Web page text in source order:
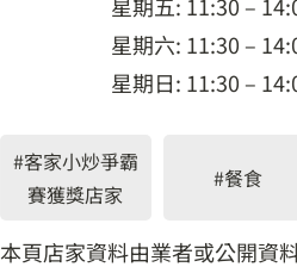
星期六: 11:30 –
星期日: 11:30 –
#客家小炒爭霸
賽獲獎店家
#餐食
本頁店家資料由業者或公開資